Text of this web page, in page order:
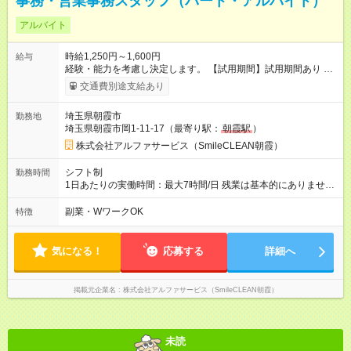
アルバイト
給与
時給1,250円～1,600円
経験・能力を考慮し決定します。 【試用期間】試用期間あり 試
用期間の長さ：3ヶ月 雇用形態、給与は本採用時と同じです。
交通費別途支給あり
勤務地
埼玉県朝霞市
埼玉県朝霞市岡1-11-17（最寄り駅： 朝霞駅 ）
株式会社アルファサービス（SmileCLEAN朝霞）
勤務時間
シフト制
1日あたりの実働時間：最大7時間/日 残業は基本的にありませ
ん。 土日祝は休み。
特徴 副業・WワークOK
気になる！ 応募する 詳細へ
掲載元企業名 株式会社アルファサービス（SmileCLEAN朝霞）
未読